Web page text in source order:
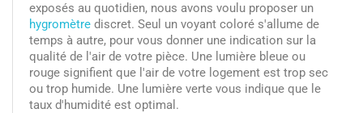
exposés au quotidien, nous avons voulu proposer un
hygromètre discret. Seul un voyant coloré s'allume de
temps à autre, pour vous donner une indication sur la
qualité de l'air de votre pièce. Une lumière bleue ou
rouge signifient que l'air de votre logement est trop sec
ou trop humide. Une lumière verte vous indique que le
taux d'humidité est optimal.